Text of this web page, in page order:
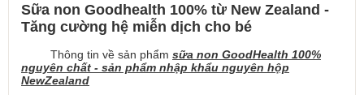
Sữa non Goodhealth 100% từ New Zealand -
Tăng cường hệ miễn dịch cho bé
Thông tin về sản phẩm sữa non GoodHealth 100%
nguyên chất - sản phẩm nhập khẩu nguyên hộp
NewZealand